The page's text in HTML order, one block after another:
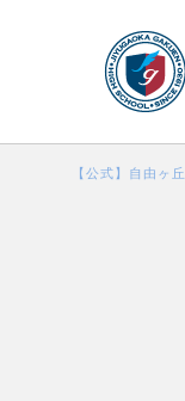
【公式】自由ヶ